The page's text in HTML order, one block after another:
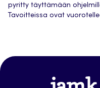
pyritty täyttämään
Tavoitteissa ovat
Jamk